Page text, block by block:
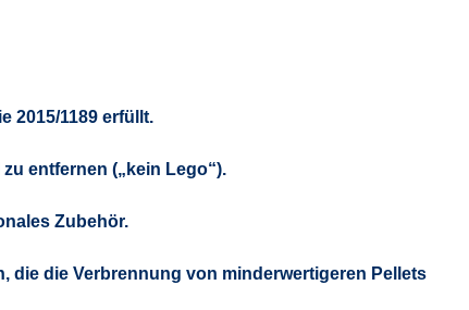
2015/1189 erfüllt.
entfernen („kein Lego“).
Zubehör.
die die Verbrennung von minderwertigeren Pellets